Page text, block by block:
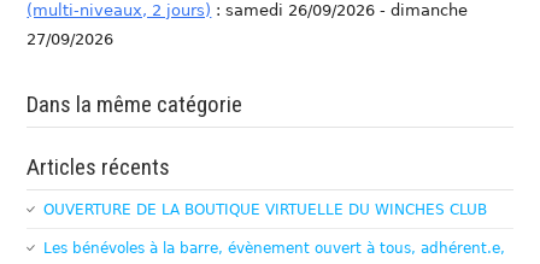
(multi-niveaux, 2 jours) : samedi 26/09/2026 - dimanche
27/09/2026
Dans la même catégorie
Articles récents
OUVERTURE DE LA BOUTIQUE VIRTUELLE DU WINCHES CLUB
Les bénévoles à la barre, évènement ouvert à tous, adhérent.e,